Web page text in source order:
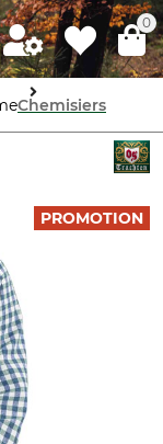
0
Chemisiers
PROMOTION